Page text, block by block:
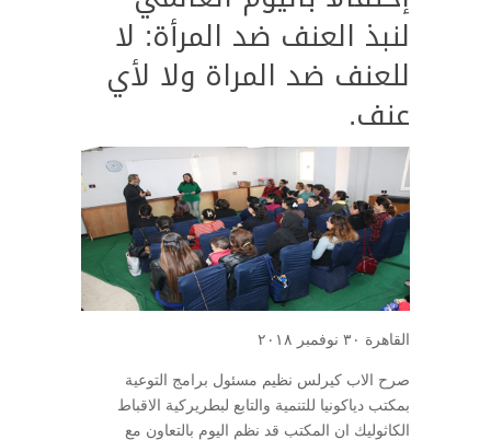
لنبذ العنف ضد المرأة: لا
للعنف ضد المراة ولا لأي
عنف.
القاهرة ٣٠ نوفمبر ٢٠١٨
صرح الاب كيرلس نظيم مسئول برامج التوعية
بمكتب دياكونيا للتنمية والتابع لبطريركية الاقباط
الكاثوليك ان المكتب قد نظم اليوم بالتعاون مع